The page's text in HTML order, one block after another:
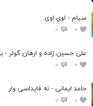
سیام - اوی اوی
0
0
علی حسین زاده و ارهان گولر
0
0
حامد ایمانی - نه فایداسی وار
0
0